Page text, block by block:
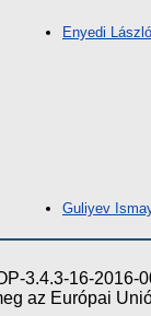
Enyedi László
Guliyev
3.4.3-16-
az Európai